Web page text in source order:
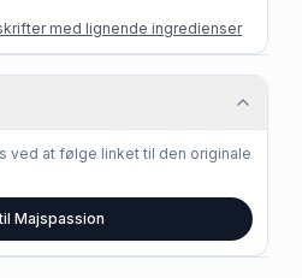
med lignende ingredienser
ved at følge linket til den originale
Majspassion